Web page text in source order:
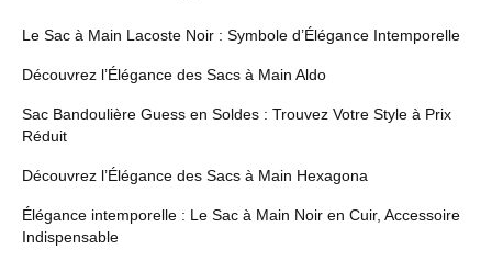
Le Sac à Main Lacoste Noir : Symbole d’Élégance Intemporelle
Découvrez l’Élégance des Sacs à Main Aldo
Sac Bandoulière Guess en Soldes : Trouvez Votre Style à Prix
Réduit
Découvrez l’Élégance des Sacs à Main Hexagona
Élégance intemporelle : Le Sac à Main Noir en Cuir, Accessoire
Indispensable